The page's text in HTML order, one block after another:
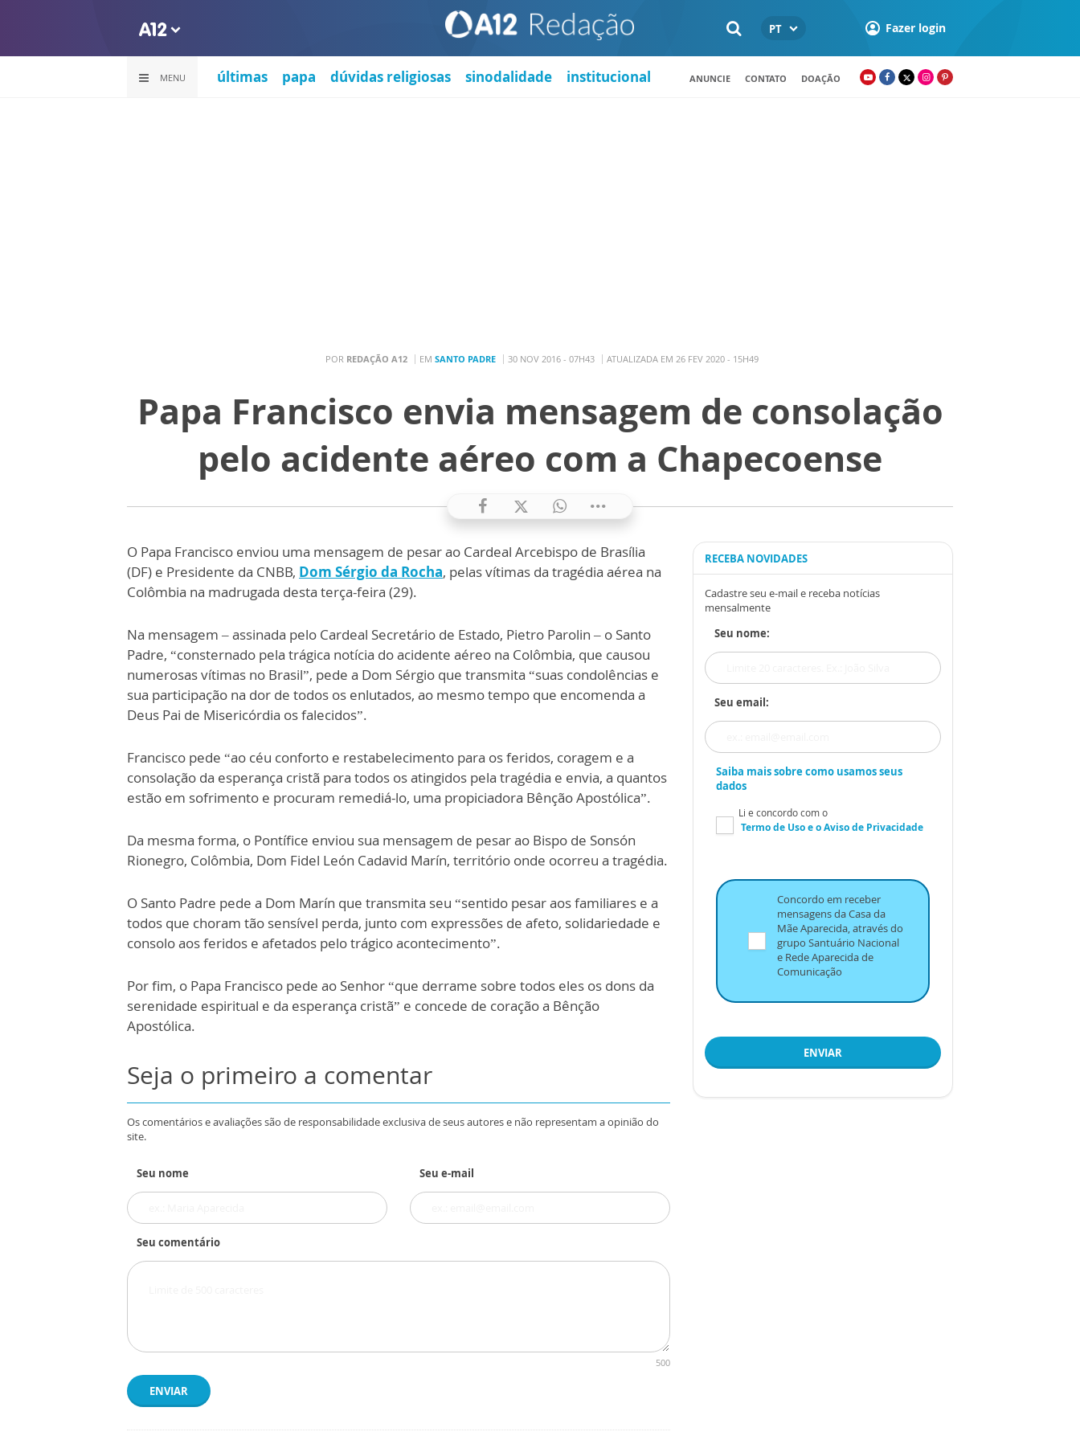
PT Fazer login
MENU últimas papa dúvidas religiosas sinodalidade institucional ANUNCIE CONTATO DOAÇÃO
POR REDAÇÃO A12 EM SANTO PADRE 30 NOV 2016 - 07H43 ATUALIZADA EM 26 FEV 2020 - 15H49
Papa Francisco envia mensagem de consolação
pelo acidente aéreo com a Chapecoense
O Papa Francisco enviou uma mensagem de pesar ao Cardeal Arcebispo de Brasília
(DF) e Presidente da CNBB, Dom Sérgio da Rocha, pelas vítimas da tragédia aérea na
Colômbia na madrugada desta terça-feira (29).
Na mensagem – assinada pelo Cardeal Secretário de Estado, Pietro Parolin – o Santo
Padre, “consternado pela trágica notícia do acidente aéreo na Colômbia, que causou
numerosas vítimas no Brasil”, pede a Dom Sérgio que transmita “suas condolências e
sua participação na dor de todos os enlutados, ao mesmo tempo que encomenda a
Deus Pai de Misericórdia os falecidos”.
Francisco pede “ao céu conforto e restabelecimento para os feridos, coragem e a
consolação da esperança cristã para todos os atingidos pela tragédia e envia, a quantos
estão em sofrimento e procuram remediá-lo, uma propiciadora Bênção Apostólica”.
Da mesma forma, o Pontífice enviou sua mensagem de pesar ao Bispo de Sonsón
Rionegro, Colômbia, Dom Fidel León Cadavid Marín, território onde ocorreu a tragédia.
O Santo Padre pede a Dom Marín que transmita seu “sentido pesar aos familiares e a
todos que choram tão sensível perda, junto com expressões de afeto, solidariedade e
consolo aos feridos e afetados pelo trágico acontecimento”.
Por fim, o Papa Francisco pede ao Senhor “que derrame sobre todos eles os dons da
serenidade espiritual e da esperança cristã” e concede de coração a Bênção
Apostólica.
Seja o primeiro a comentar
Os comentários e avaliações são de responsabilidade exclusiva de seus autores e não representam a opinião do
site.
Seu nome Seu e-mail
Seu comentário
500
ENVIAR
RECEBA NOVIDADES
Cadastre seu e-mail e receba notícias
mensalmente
Seu nome:
Seu email:
Saiba mais sobre como usamos seus
dados
Li e concordo com o
Termo de Usoe oAviso de Privacidade
Concordo em receber
mensagens da Casa da
Mãe Aparecida, através do
grupo Santuário Nacional
e Rede Aparecida de
Comunicação
ENVIAR